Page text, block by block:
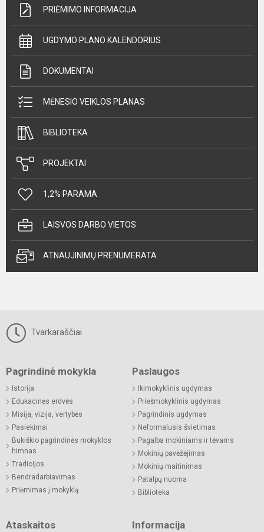
PRIĖMIMO INFORMACIJA
UGDYMO PLANO KALENDORIUS
DOKUMENTAI
MĖNESIO VEIKLOS PLANAS
BIBLIOTEKA
PROJEKTAI
1,2% PARAMA
LAISVOS DARBO VIETOS
ATNAUJINIMŲ PRENUMERATA
Tvarkaraščiai
Pagrindinė mokykla
Istorija
Edukacinės erdvės
Misija, vizija, vertybės
Pasiekimai
Bukiškio pagrindinės mokyklos
himnas
Tradicijos
Bendradarbiavimas
Priėmimas į mokyklą
Paslaugos
Ikimokyklinis ugdymas
Priešmokyklinis ugdymas
Pagrindinis ugdymas
Neformalusis švietimas
Pagalba mokiniams ir tėvams
Mokinių pavėžėjimas
Mokinių maitinimas
Patalpų nuoma
Biblioteka
Ataskaitos Informacija